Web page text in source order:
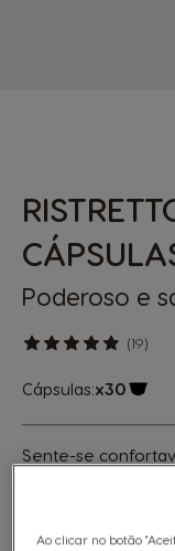
Poderoso e
(19)
Cápsulas:x30
Sente-se
original de
intensidade e
Ao clicar no botão